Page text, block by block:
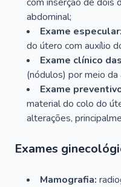
abdominal;
Exame especular:
do útero com auxílio
Exame clínico
(nódulos) por meio da
Exame
material do colo do
alterações,
Exames
Mamografia: